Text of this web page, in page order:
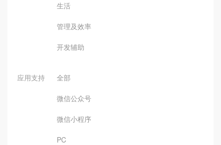
生活
管理及效率
开发辅助
应用支持 全部
微信公众号
微信小程序
PC